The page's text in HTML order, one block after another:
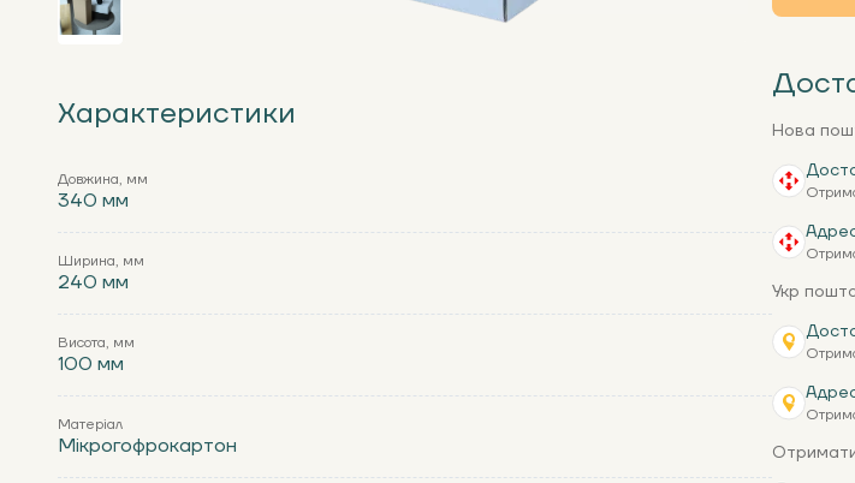
Характеристики
Довжина, мм
340 мм
Ширина, мм
240 мм
Висота, мм
100 мм
Матеріал
Мікрогофрокартон
Нова
Укр